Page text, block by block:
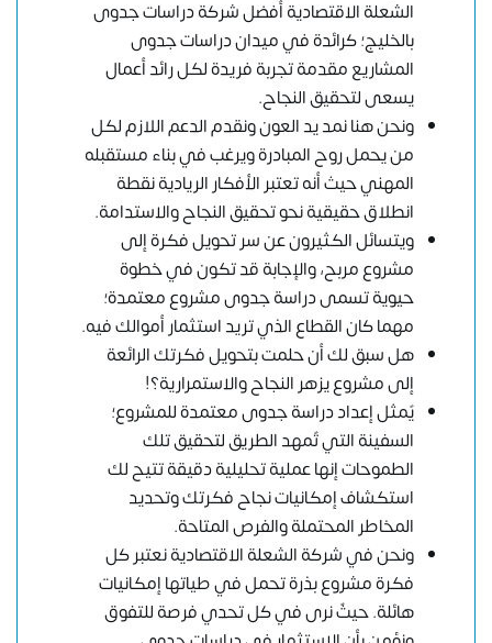
الشعلة الاقتصادية أفضل شركة دراسات جدوى
بالخليج؛ كرائدة في ميدان دراسات جدوى
المشاريع مقدمة تجربة فريدة لكل رائد أعمال
يسعى لتحقيق النجاح.
ونحن هنا نمد يد العون ونقدم الدعم اللازم لكل
من يحمل روح المبادرة ويرغب في بناء مستقبله
المهني حيث أنه تعتبر الأفكار الريادية نقطة
انطلاق حقيقية نحو تحقيق النجاح والاستدامة.
ويتسائل الكثيرون عن سر تحويل فكرة إلى
مشروع مربح، والإجابة قد تكون في خطوة
حيوية تسمى دراسة جدوى مشروع معتمدة؛
مهما كان القطاع الذي تريد استثمار أموالك فيه.
هل سبق لك أن حلمت بتحويل فكرتك الرائعة
إلى مشروع يزهر النجاح والاستمرارية؟!
يٌمثل إعداد دراسة جدوى معتمدة للمشروع؛
السفينة التي تٌمهد الطريق لتحقيق تلك
الطموحات إنها عملية تحليلية دقيقة تتيح لك
استكشاف إمكانيات نجاح فكرتك وتحديد
المخاطر المحتملة والفرص المتاحة.
ونحن في شركة الشعلة الاقتصادية نعتبر كل
فكرة مشروع بذرة تحمل في طياتها إمكانيات
هائلة. حيثٌ نرى في كل تحدي فرصة للتفوق